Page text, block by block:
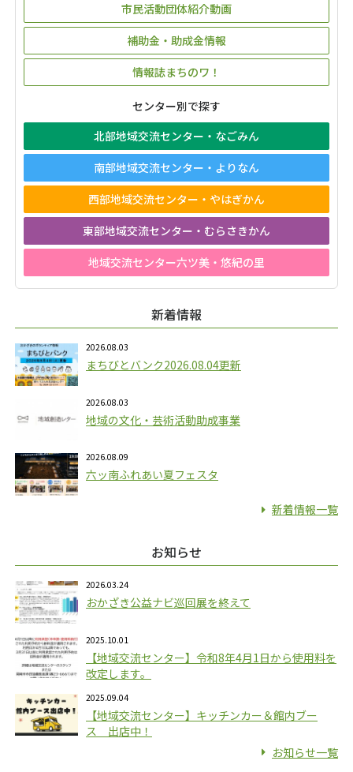
市民活動団体紹介動画
補助金・助成金情報
情報誌まちのワ！
センター別で探す
北部地域交流センター・なごみん
南部地域交流センター・よりなん
西部地域交流センター・やはぎかん
東部地域交流センター・むらさきかん
地域交流センター六ツ美・悠紀の里
新着情報
2026.08.03
まちびとバンク2026.08.04更新
2026.08.03
地域の文化・芸術活動助成事業
2026.08.09
六ッ南ふれあい夏フェスタ
新着情報一覧
お知らせ
2026.03.24
おかざき公益ナビ巡回展を終えて
2025.10.01
【地域交流センター】令和8年4月1日から使用料を
改定します。
2025.09.04
【地域交流センター】キッチンカー＆館内ブー
ス 出店中！
お知らせ一覧